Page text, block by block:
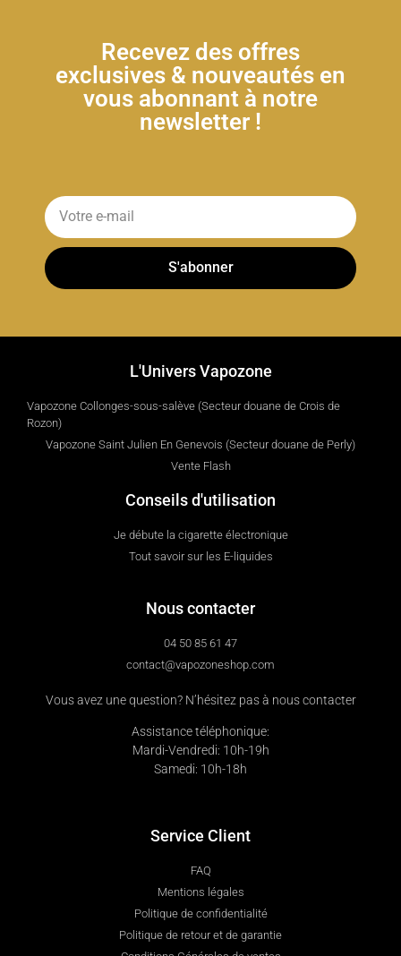
Recevez des offres
exclusives & nouveautés en
vous abonnant à notre
newsletter !
S'abonner
L'Univers Vapozone
Vapozone Collonges-sous-salève (Secteur douane de Crois de
Rozon)
Vapozone Saint Julien En Genevois (Secteur douane de Perly)
Vente Flash
Conseils d'utilisation
Je débute la cigarette électronique
Tout savoir sur les E-liquides
Nous contacter
04 50 85 61 47
contact@vapozoneshop.com
Vous avez une question? N’hésitez pas à nous contacter
Assistance téléphonique:
Mardi-Vendredi: 10h-19h
Samedi: 10h-18h
Service Client
FAQ
Mentions légales
Politique de confidentialité
Politique de retour et de garantie